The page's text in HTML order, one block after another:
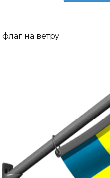
флаг на ветру